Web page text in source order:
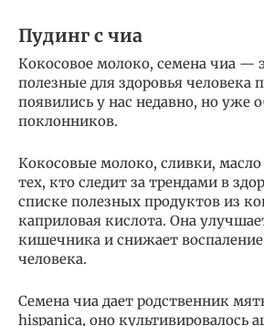
Пудинг с чиа
Кокосовое молоко, семена чиа —
полезные для здоровья человека
появились у нас недавно, но уже
поклонников.
Кокосовые молоко, сливки,
тех, кто следит за трендами в
списке полезных продуктов из
каприловая кислота. Она
кишечника и снижает
человека.
Семена чиа дает родственник
hispanica, оно культивировалось